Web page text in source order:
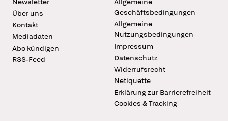
Über uns
Kontakt
Mediadaten
Abo kündigen
RSS-Feed
Geschäftsbedingungen
Allgemeine
Nutzungsbedingungen
Impressum
Datenschutz
Widerrufsrecht
Netiquette
Erklärung zur Barrierefreiheit
Cookies & Tracking